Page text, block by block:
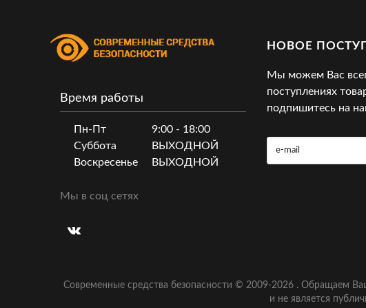
НОВОЕ
Мы можем Вас
поступлениях
подпишитесь на
Время работы
Пн-Пт
9:00 - 18:00
Суббота
ВЫХОДНОЙ
Воскресенье
ВЫХОДНОЙ
Мы в соц сетях
Современные средства безопасности © 2009-2026. Обращаем
и не является